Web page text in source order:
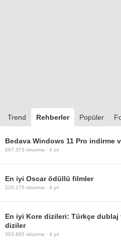
Trend Rehberler Popüler
Bedava Windows 11 Pro indirme
267.373 okunma · 4 yıl
En iyi Oscar ödüllü filmler
220.175 okunma · 4 yıl
En iyi Kore dizileri: Türkçe dublaj
diziler
303.865 okunma · 4 yıl